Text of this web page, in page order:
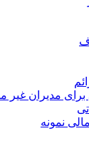
مدیران غیر
نمونه